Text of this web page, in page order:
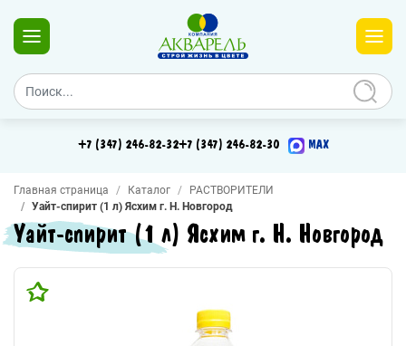
+7 (347) 246-82-32+7 (347) 246-82-30 MAX
Главная страница Каталог
РАСТВОРИТЕЛИ
Уайт-спирит (1 л) Ясхим г. Н. Новгород
Уайт-спирит (1 л) Ясхим г. Н. Новгород